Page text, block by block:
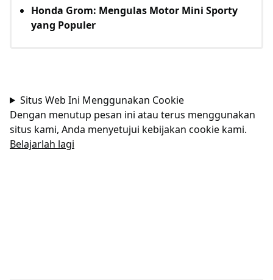
Honda Grom: Mengulas Motor Mini Sporty
yang Populer
Situs Web Ini Menggunakan Cookie
Dengan menutup pesan ini atau terus menggunakan
situs kami, Anda menyetujui kebijakan cookie kami.
Belajarlah lagi